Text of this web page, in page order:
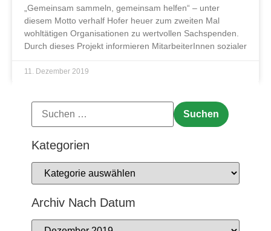
„Gemeinsam sammeln, gemeinsam helfen“ – unter
diesem Motto verhalf Hofer heuer zum zweiten Mal
wohltätigen Organisationen zu wertvollen Sachspenden.
Durch dieses Projekt informieren MitarbeiterInnen sozialer
11. Dezember 2019
Kategorien
Archiv Nach Datum